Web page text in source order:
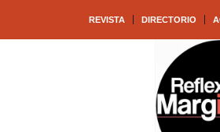
REVISTA DIRECTORIO